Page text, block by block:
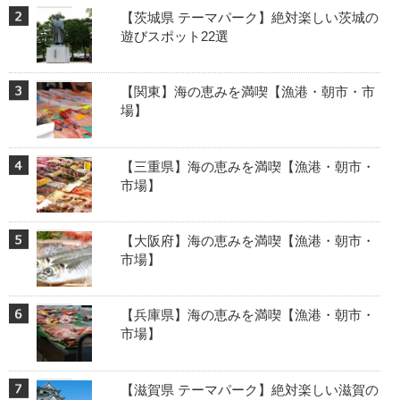
【茨城県 テーマパーク】絶対楽しい茨城の
遊びスポット22選
【関東】海の恵みを満喫【漁港・朝市・市
場】
【三重県】海の恵みを満喫【漁港・朝市・
市場】
【大阪府】海の恵みを満喫【漁港・朝市・
市場】
【兵庫県】海の恵みを満喫【漁港・朝市・
市場】
【滋賀県 テーマパーク】絶対楽しい滋賀の